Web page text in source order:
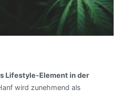
Lifestyle-Element in der
wird zunehmend als